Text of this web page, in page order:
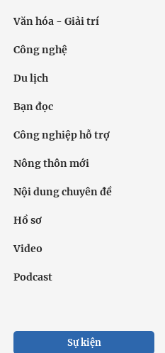
Văn hóa - Giải trí
Công nghệ
Du lịch
Bạn đọc
Công nghiệp hỗ trợ
Nông thôn mới
Nội dung chuyên đề
Hồ sơ
Video
Podcast
Sự kiện